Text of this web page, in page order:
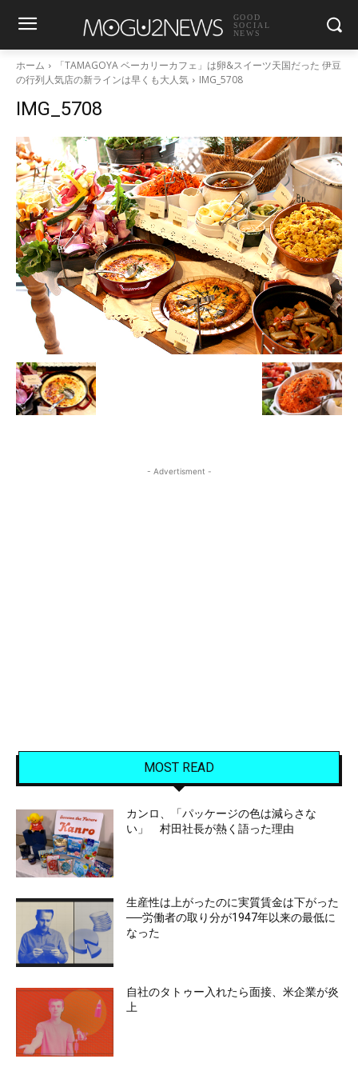
GOOD
SOCIAL
NEWS
ホーム
「TAMAGOYA ベーカリーカフェ」は卵&スイーツ天国だった 伊豆
の行列人気店の新ラインは早くも大人気
IMG_5708
IMG_5708
- Advertisment -
MOST READ
カンロ、「パッケージの色は減らさな
い」 村田社長が熱く語った理由
生産性は上がったのに実質賃金は下がった
──労働者の取り分が1947年以来の最低に
なった
自社のタトゥー入れたら面接、米企業が炎
上